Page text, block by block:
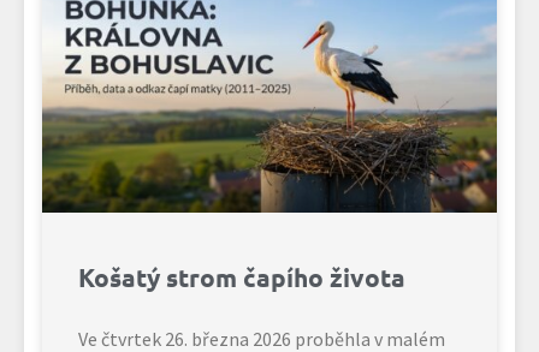
Košatý strom čapího života
Ve čtvrtek 26. března 2026 proběhla v malém